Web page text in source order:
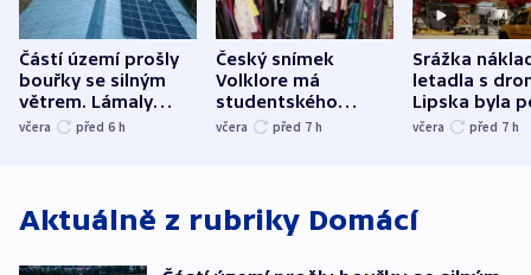
Částí území prošly
bouřky se silným
větrem. Lámaly
stromy a poničily
včera před 6 h
Český snímek
Volklore má
studentského
Oscara, zabojuje o
včera před 7 h
Srážka
letadla s
Lipska byla
německého
včera před 7 h
Aktuálně z rubriky Domácí